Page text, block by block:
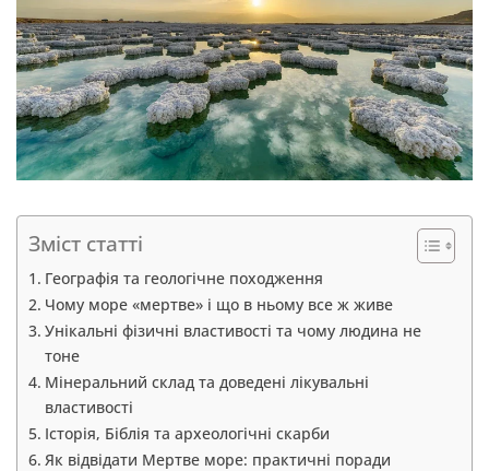
Зміст статті
Географія та геологічне походження
Чому море «мертве» і що в ньому все ж живе
Унікальні фізичні властивості та чому людина не
тоне
Мінеральний склад та доведені лікувальні
властивості
Історія, Біблія та археологічні скарби
Як відвідати Мертве море: практичні поради